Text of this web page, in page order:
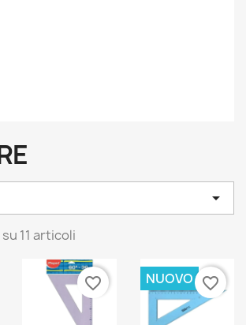

11 articoli
favorite_border NUOVO favorite_border